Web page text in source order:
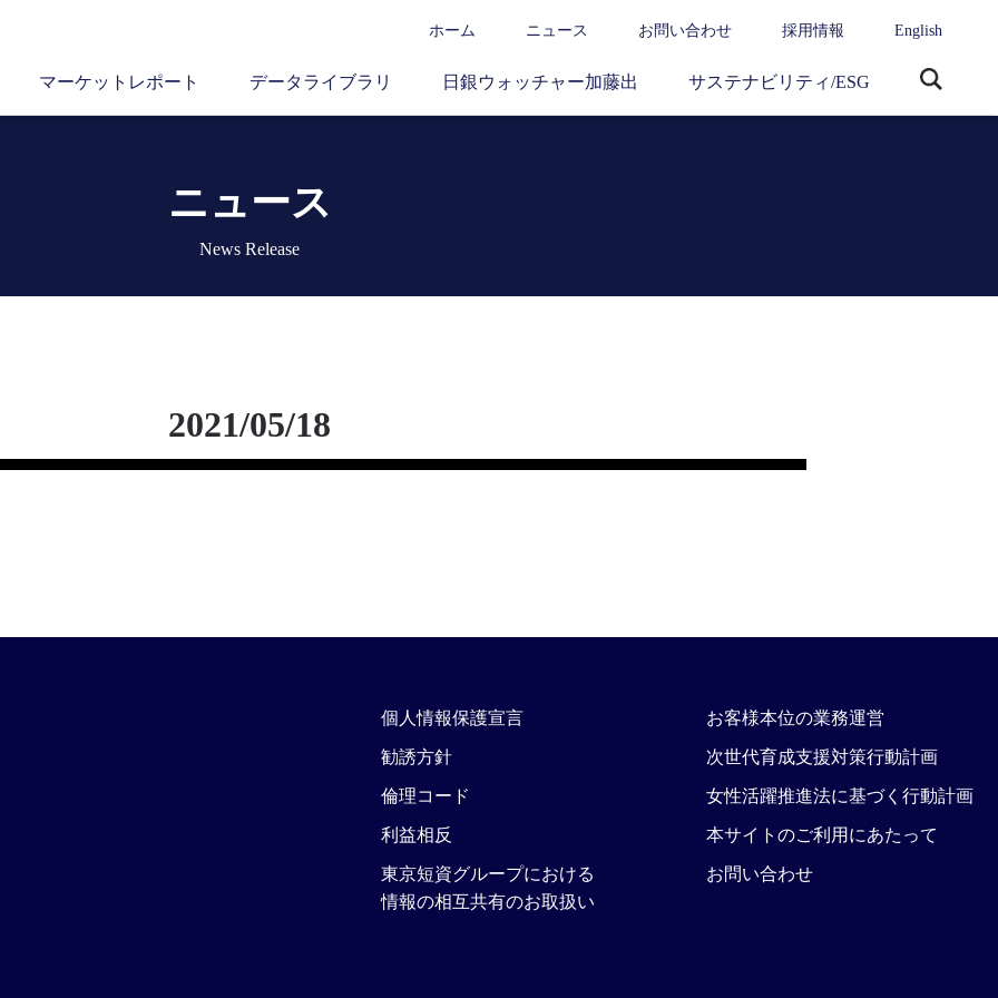
ホーム ニュース お問い合わせ 採用情報 English
マーケットレポート データライブラリ 日銀ウォッチャー加藤出 サステナビリティ/ESG
ニュース
News Release
2021/05/18
個人情報保護宣言
勧誘方針
倫理コード
利益相反
東京短資グループにおける
情報の相互共有のお取扱い
お客様本位の業務運営
次世代育成支援対策行動計画
女性活躍推進法に基づく行動計画
本サイトのご利用にあたって
お問い合わせ